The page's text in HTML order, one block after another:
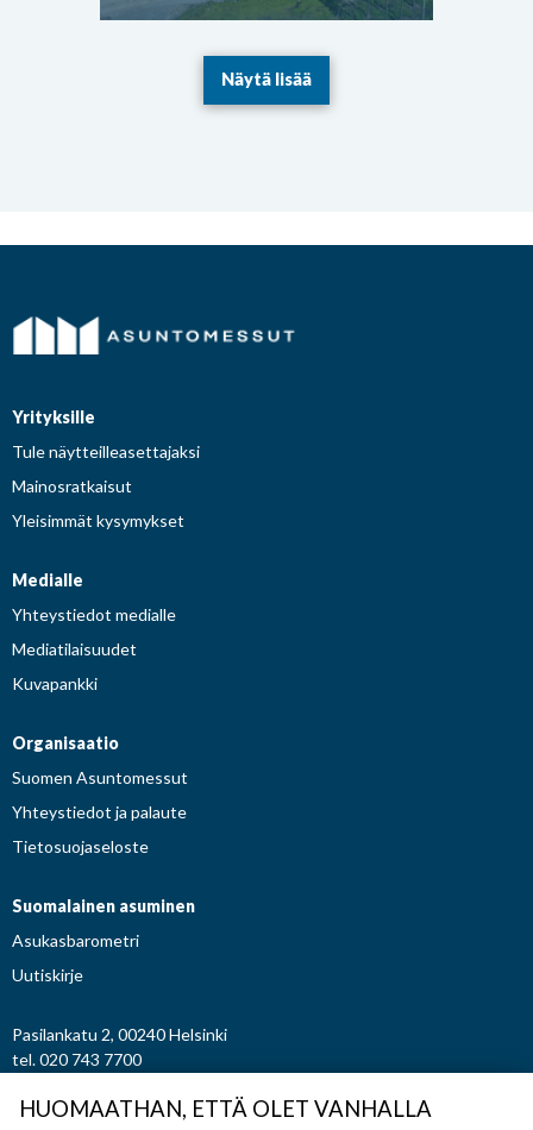
Näytä lisää
Yrityksille
Tule näytteilleasettajaksi
Mainosratkaisut
Yleisimmät kysymykset
Medialle
Yhteystiedot medialle
Mediatilaisuudet
Kuvapankki
Organisaatio
Suomen Asuntomessut
Yhteystiedot ja palaute
Tietosuojaseloste
Suomalainen asuminen
Asukasbarometri
Uutiskirje
Pasilankatu 2, 00240 Helsinki
tel. 020 743 7700
HUOMAATHAN, ETTÄ OLET VANHALLA